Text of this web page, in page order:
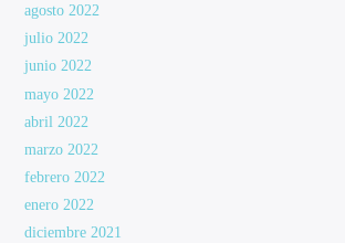
agosto 2022
julio 2022
junio 2022
mayo 2022
abril 2022
marzo 2022
febrero 2022
enero 2022
diciembre 2021